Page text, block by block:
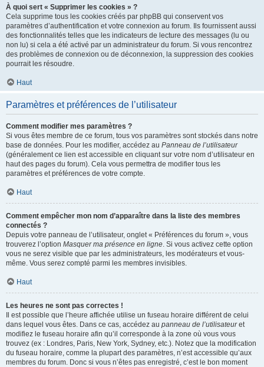
À quoi sert « Supprimer les cookies » ?
Cela supprime tous les cookies créés par phpBB qui conservent vos
paramètres d’authentification et votre connexion au forum. Ils fournissent aussi
des fonctionnalités telles que les indicateurs de lecture des messages (lu ou
non lu) si cela a été activé par un administrateur du forum. Si vous rencontrez
des problèmes de connexion ou de déconnexion, la suppression des cookies
pourrait les résoudre.
Haut
Paramètres et préférences de l’utilisateur
Comment modifier mes paramètres ?
Si vous êtes membre de ce forum, tous vos paramètres sont stockés dans notre
base de données. Pour les modifier, accédez au Panneau de l’utilisateur
(généralement ce lien est accessible en cliquant sur votre nom d’utilisateur en
haut des pages du forum). Cela vous permettra de modifier tous les
paramètres et préférences de votre compte.
Haut
Comment empêcher mon nom d’apparaître dans la liste des membres
connectés ?
Depuis votre panneau de l’utilisateur, onglet « Préférences du forum », vous
trouverez l’option Masquer ma présence en ligne. Si vous activez cette option
vous ne serez visible que par les administrateurs, les modérateurs et vous-
même. Vous serez compté parmi les membres invisibles.
Haut
Les heures ne sont pas correctes !
Il est possible que l’heure affichée utilise un fuseau horaire différent de celui
dans lequel vous êtes. Dans ce cas, accédez au panneau de l’utilisateuret
modifiez le fuseau horaire afin qu’il corresponde à la zone où vous vous
trouvez (ex : Londres, Paris, New York, Sydney, etc.). Notez que la modification
du fuseau horaire, comme la plupart des paramètres, n’est accessible qu’aux
membres du forum. Donc si vous n’êtes pas enregistré, c’est le bon moment